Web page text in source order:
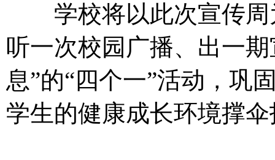
学校将以此次宣传周
听一次校园广播、出一
息”的“四个一”活动，巩
学生的健康成长环境撑